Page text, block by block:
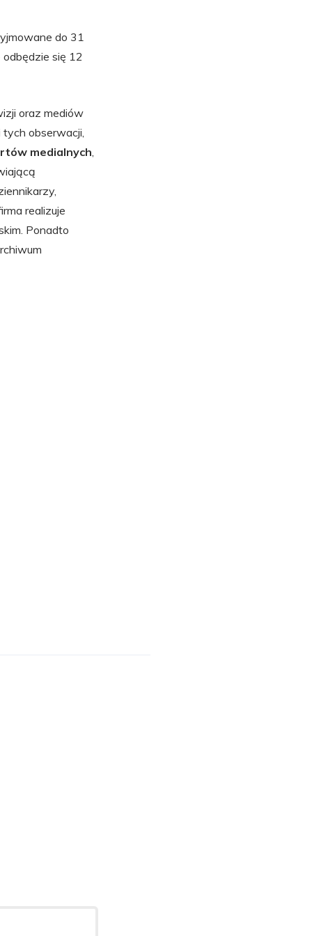
do 31
się 12
oraz mediów
obserwacji,
medialnych,
realizuje
Ponadto